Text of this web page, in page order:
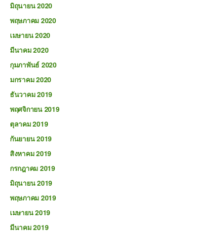
มิถุนายน 2020
พฤษภาคม 2020
เมษายน 2020
มีนาคม 2020
กุมภาพันธ์ 2020
มกราคม 2020
ธันวาคม 2019
พฤศจิกายน 2019
ตุลาคม 2019
กันยายน 2019
สิงหาคม 2019
กรกฎาคม 2019
มิถุนายน 2019
พฤษภาคม 2019
เมษายน 2019
มีนาคม 2019